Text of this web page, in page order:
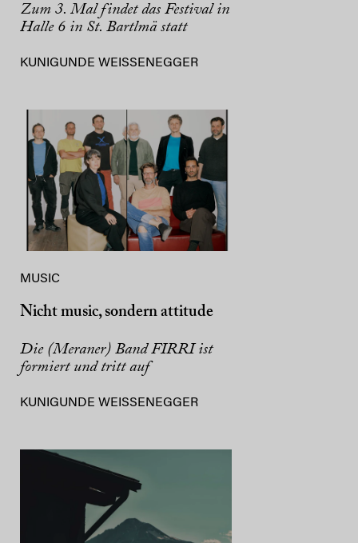
Zum 3. Mal findet das Festival in
Halle 6 in St. Bartlmä statt
KUNIGUNDE WEISSENEGGER
MUSIC
Nicht music, sondern attitude
Die (Meraner) Band FIRRI ist
formiert und tritt auf
KUNIGUNDE WEISSENEGGER